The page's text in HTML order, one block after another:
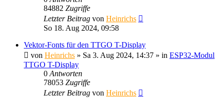
84882 Zugriffe
Letzter Beitrag von Heinrichs
So 18. Aug 2024, 09:58
Vektor-Fonts für den TTGO T-Display
von Heinrichs » Sa 3. Aug 2024, 14:37 » in ESP32-Modul
TTGO T-Display
0 Antworten
78053 Zugriffe
Letzter Beitrag von Heinrichs